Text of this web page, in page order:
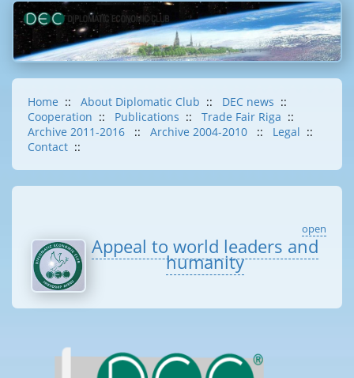
Home :: About Diplomatic Club :: DEC news ::
Cooperation :: Publications :: Trade Fair Riga ::
Archive 2011-2016
:: Archive 2004-2010 :: Legal ::
Contact ::
open
Appeal to world leaders and
humanity